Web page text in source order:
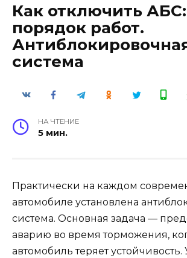
Как отключить АБС:
порядок работ.
система
НА ЧТЕНИЕ
5 мин.
Практически на каждом
автомобиле установлена
система. Основная задача —
аварию во время торможения,
автомобиль теряет устойчивость.